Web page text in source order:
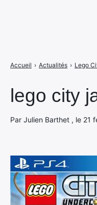
lego city
Par Julien Barthet , le 21
Accueil › Actualités ›